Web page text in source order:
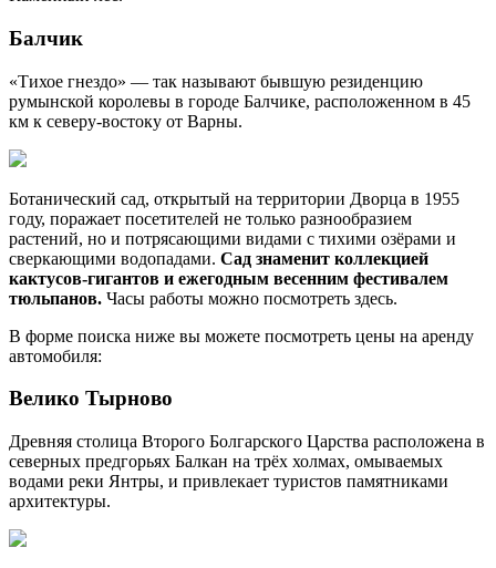
Балчик
«Тихое гнездо» — так называют бывшую резиденцию
румынской королевы в городе Балчике, расположенном в 45
км к северу-востоку от Варны.
Ботанический сад, открытый на территории Дворца в 1955
году, поражает посетителей не только разнообразием
растений, но и потрясающими видами с тихими озёрами и
сверкающими водопадами. Сад знаменит коллекцией
кактусов-гигантов и ежегодным весенним фестивалем
тюльпанов. Часы работы можно посмотреть здесь.
В форме поиска ниже вы можете посмотреть цены на аренду
автомобиля:
Велико Тырново
Древняя столица Второго Болгарского Царства расположена в
северных предгорьях Балкан на трёх холмах, омываемых
водами реки Янтры, и привлекает туристов памятниками
архитектуры.